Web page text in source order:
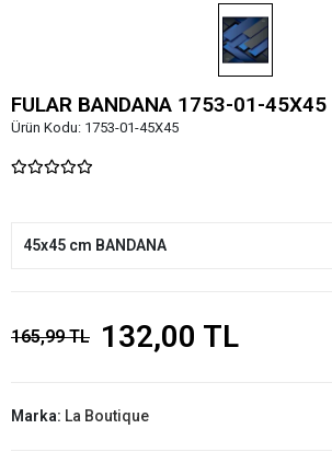
FULAR BANDANA 1753-01-45X45
Ürün Kodu: 1753-01-45X45
45x45 cm BANDANA
165,99 TL 132,00 TL
Marka: La Boutique